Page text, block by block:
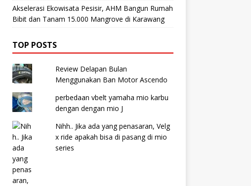
Akselerasi Ekowisata Pesisir, AHM Bangun Rumah
Bibit dan Tanam 15.000 Mangrove di Karawang
TOP POSTS
Review Delapan Bulan
Menggunakan Ban Motor Ascendo
perbedaan vbelt yamaha mio karbu
dengan dengan mio J
Nihh.. Jika ada yang penasaran, Velg
x ride apakah bisa di pasang di mio
series